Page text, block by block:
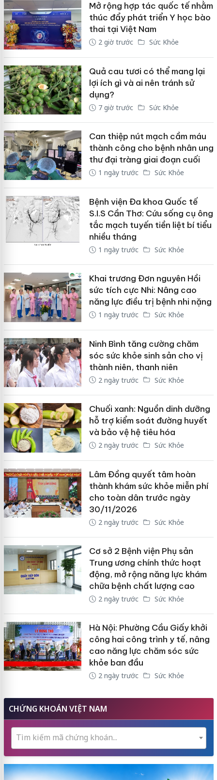
Mở rộng hợp tác quốc tế nhằm
thúc đẩy phát triển Y học bào
thai tại Việt Nam
2 giờ trước Sức Khỏe
Quả cau tươi có thể mang lại
lợi ích gì và ai nên tránh sử
dụng?
7 giờ trước Sức Khỏe
Can thiệp nút mạch cầm máu
thành công cho bệnh nhân ung
thư đại tràng giai đoạn cuối
1 ngày trước Sức Khỏe
Bệnh viện Đa khoa Quốc tế
S.I.S Cần Thơ: Cứu sống cụ ông
tắc mạch tuyến tiền liệt bí tiểu
nhiều tháng
1 ngày trước Sức Khỏe
Khai trương Đơn nguyên Hồi
sức tích cực Nhi: Nâng cao
năng lực điều trị bệnh nhi nặng
1 ngày trước Sức Khỏe
Ninh Bình tăng cường chăm
sóc sức khỏe sinh sản cho vị
thành niên, thanh niên
2 ngày trước Sức Khỏe
Chuối xanh: Nguồn dinh dưỡng
hỗ trợ kiểm soát đường huyết
và bảo vệ hệ tiêu hóa
2 ngày trước Sức Khỏe
Lâm Đồng quyết tâm hoàn
thành khám sức khỏe miễn phí
cho toàn dân trước ngày
30/11/2026
2 ngày trước Sức Khỏe
Cơ sở 2 Bệnh viện Phụ sản
Trung ương chính thức hoạt
động, mở rộng năng lực khám
chữa bệnh chất lượng cao
2 ngày trước Sức Khỏe
Hà Nội: Phường Cầu Giấy khởi
công hai công trình y tế, nâng
cao năng lực chăm sóc sức
khỏe ban đầu
2 ngày trước Sức Khỏe
CHỨNG KHOÁN VIỆT NAM
Tìm kiếm mã chứng khoán...